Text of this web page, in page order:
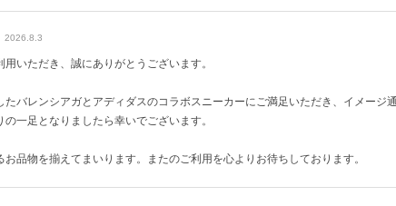
2026.8.3
用いただき、誠にありがとうございます。
たバレンシアガとアディダスのコラボスニーカーにご満足いただき、イメージ
の一足となりましたら幸いでございます。
お品物を揃えてまいります。またのご利用を心よりお待ちしております。